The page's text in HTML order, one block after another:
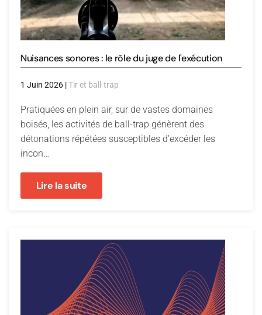
Nuisances sonores : le rôle du juge de l'exécution
1 Juin 2026 |Tir et ball-trap
Pratiquées en plein air, sur de vastes domaines
boisés, les activités de ball-trap génèrent des
détonations répétées susceptibles d'excéder les
incon…
Lire la suite